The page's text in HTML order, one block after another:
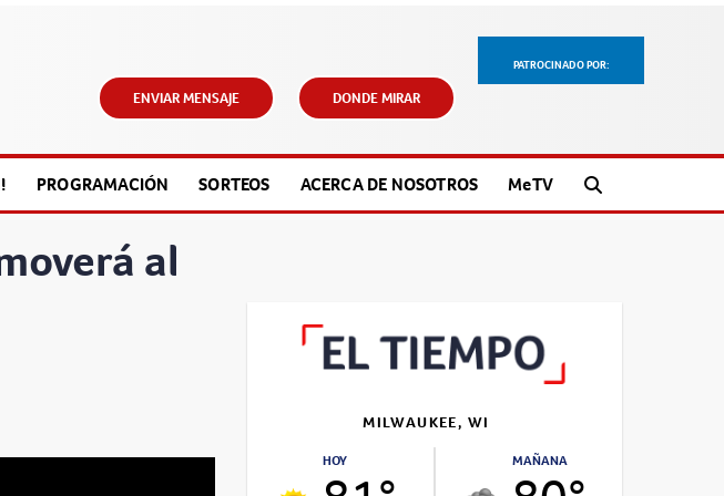
PATROCINADO POR:
ENVIAR MENSAJE DONDE MIRAR
PROGRAMACIÓN SORTEOS ACERCA DE NOSOTROS MeTV
al
MILWAUKEE, WI
HOY MAÑANA